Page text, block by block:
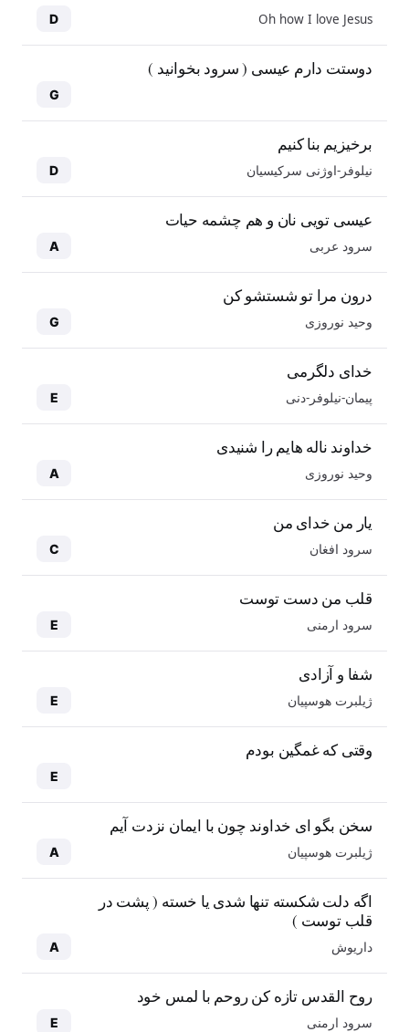
Oh how I love Jesus
D
دوستت دارم عیسی ( سرود بخوانید )
G
برخیزیم بنا کنیم
نیلوفر-اوژنی سرکیسیان D
عیسی تویی نان و هم چشمه حیات
سرود عربی A
درون مرا تو شستشو کن
وحید نوروزی G
خدای دلگرمی
پیمان-نیلوفر-دنی E
خداوند ناله هایم را شنیدی
وحید نوروزی A
یار من خدای من
سرود افغان C
قلب من دست توست
سرود ارمنی E
شفا و آزادی
ژیلبرت هوسپیان E
وقتی که غمگین بودم
E
سخن بگو ای خداوند چون با ایمان نزدت آیم
ژیلبرت هوسپیان A
اگه دلت شکسته تنها شدی یا خسته ( پشت در
قلب توست )
داریوش A
روح القدس تازه کن روحم با لمس خود
سرود ارمنی E